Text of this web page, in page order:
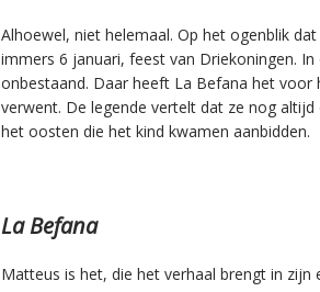
Alhoewel, niet helemaal. Op het ogenblik
immers 6 januari, feest van Driekoningen.
onbestaand. Daar heeft La Befana het
verwent. De legende vertelt dat ze nog
het oosten die het kind kwamen aanbidden.
La Befana
Matteus is het, die het verhaal brengt in